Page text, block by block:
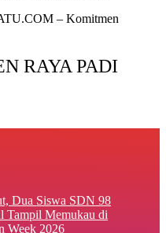
– Komitmen
RAYA PADI